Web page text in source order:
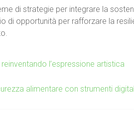
di strategie per integrare la
di opportunità per rafforzare la
l’espressione artistica
alimentare con strumenti